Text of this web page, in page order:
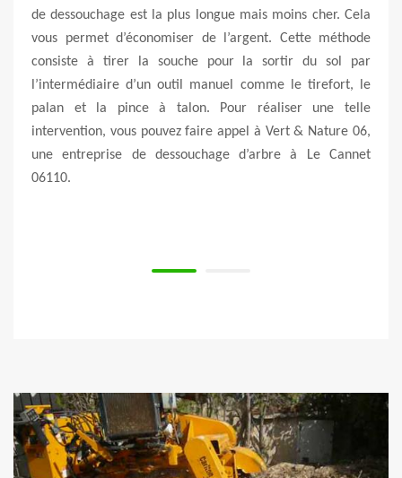
de dessouchage est la plus longue mais moins cher. Cela
vous permet d’économiser de l’argent. Cette méthode
consiste à tirer la souche pour la sortir du sol par
l’intermédiaire d’un outil manuel comme le tirefort, le
palan et la pince à talon. Pour réaliser une telle
intervention, vous pouvez faire appel à Vert & Nature 06,
une entreprise de dessouchage d’arbre à Le Cannet
06110.